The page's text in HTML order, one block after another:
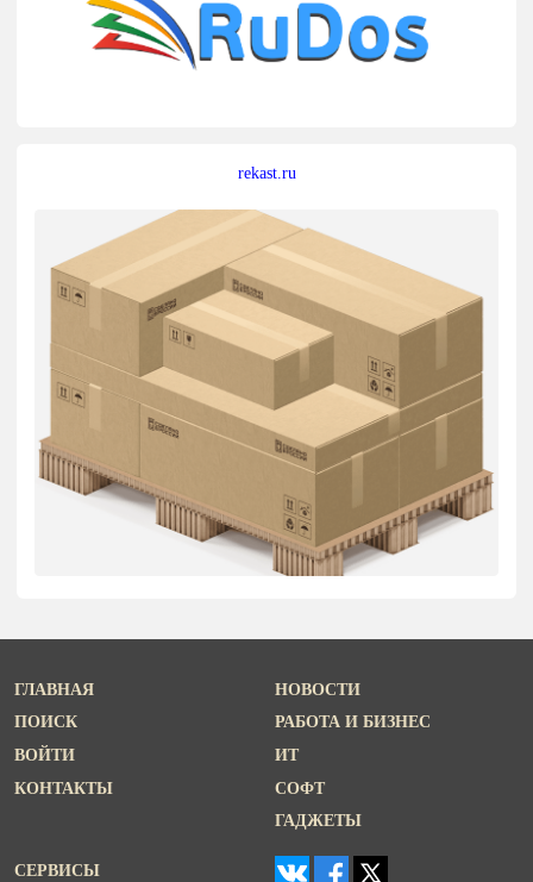
rekast.ru
ГЛАВНАЯ
ПОИСК
ВОЙТИ
КОНТАКТЫ
НОВОСТИ
РАБОТА И БИЗНЕС
ИТ
СОФТ
ГАДЖЕТЫ
СЕРВИСЫ